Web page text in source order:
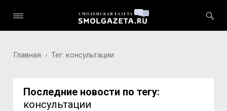
Главная Тег: консультации
Последние новости по тегу:
консультации